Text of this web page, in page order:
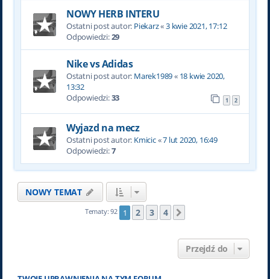
NOWY HERB INTERU
Ostatni post autor: Piekarz«3 kwie 2021, 17:12
Odpowiedzi:29
Nike vs Adidas
Ostatni post autor: Marek1989« 18 kwie 2020,
13:32
Odpowiedzi:33 1 2
Wyjazd na mecz
Ostatni post autor: Kmicic«7 lut 2020, 16:49
Odpowiedzi:7
NOWY TEMAT
Tematy: 92 1 2 3 4
Przejdź do